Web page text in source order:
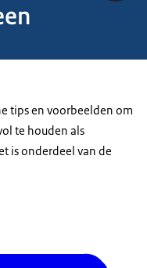
tips en voorbeelden om
te houden als
is onderdeel van de